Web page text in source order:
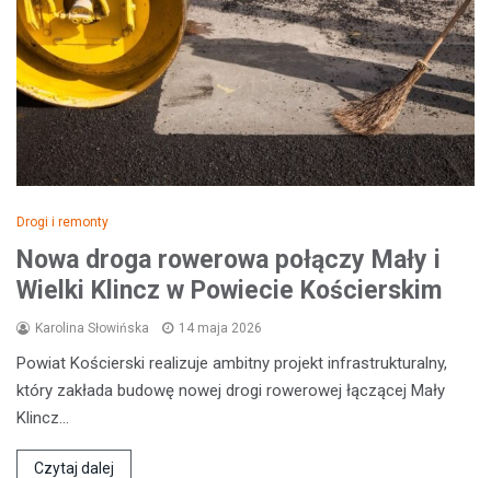
Drogi i remonty
Nowa droga rowerowa połączy Mały i
Wielki Klincz w Powiecie Kościerskim
Karolina Słowińska 14 maja 2026
Powiat Kościerski realizuje ambitny projekt infrastrukturalny,
który zakłada budowę nowej drogi rowerowej łączącej Mały
Klincz…
Czytaj dalej